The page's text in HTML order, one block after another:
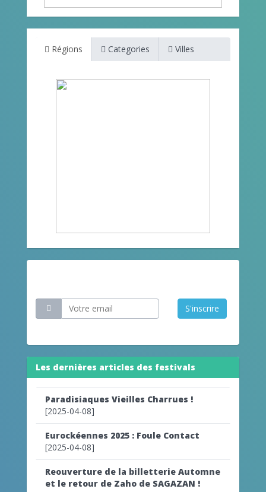
Régions Categories Villes
S'inscrire
Les dernières articles des festivals
Paradisiaques Vieilles Charrues !
[2025-04-08]
Eurockéennes 2025 : Foule Contact
[2025-04-08]
Reouverture de la billetterie Automne
et le retour de Zaho de SAGAZAN !